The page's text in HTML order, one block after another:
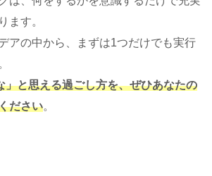
ます。
アの中から、まずは1つだけでも実行
」と思える過ごし方を、ぜひあなたの
ださい。